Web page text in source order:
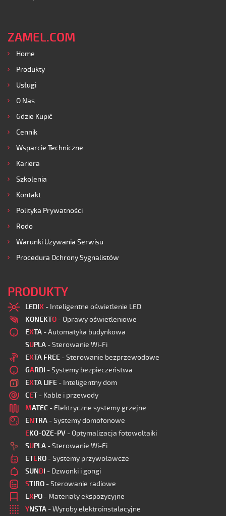
ZAMEL.COM
Home
Produkty
Usługi
O Nas
Gdzie Kupić
Cennik
Wsparcie Techniczne
Kariera
Szkolenia
Kontakt
Polityka Prywatności
Rodo
Warunki Używania Serwisu
Procedura Ochrony Sygnalistów
PRODUKTY
LEDIX - Inteligentne oświetlenie LED
KONEKTO - Oprawy oświetleniowe
EXTA - Automatyka budynkowa
SUPLA - Sterowanie Wi-Fi
EXTA FREE - Sterowanie bezprzewodowe
GARDI - Systemy bezpieczeństwa
EXTA LIFE - Inteligentny dom
CET - Kable i przewody
MATEC - Elektryczne systemy grzejne
ENTRA - Systemy domofonowe
EKO-OZE-PV - Optymalizacja fotowoltaiki
SUPLA - Sterowanie Wi-Fi
ETERO - Systemy przywoławcze
SUNDI - Dzwonki i gongi
STIRO - Sterowanie radiowe
EXPO - Materiały ekspozycyjne
YNSTA - Wyroby elektroinstalacyjne